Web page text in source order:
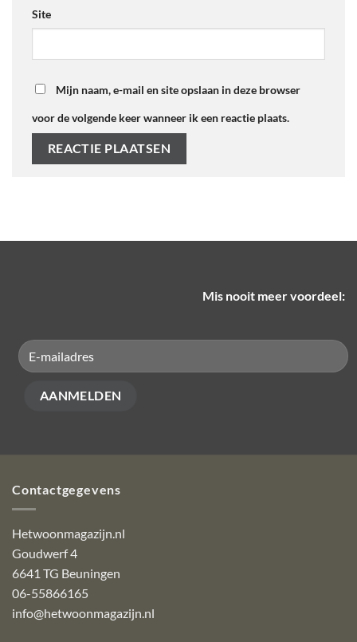
Site
Mijn naam, e-mail en site opslaan in deze browser
voor de volgende keer wanneer ik een reactie plaats.
Mis nooit meer voordeel:
Contactgegevens
Hetwoonmagazijn.nl
Goudwerf 4
6641 TG Beuningen
06-55866165
info@hetwoonmagazijn.nl